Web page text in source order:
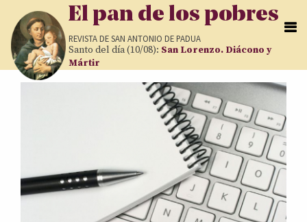
Pasar al contenido principal
El pan de los pobres
REVISTA DESAN ANTONIO DE PADUA
Santo del día (10/08): San Lorenzo. Diácono y
Mártir